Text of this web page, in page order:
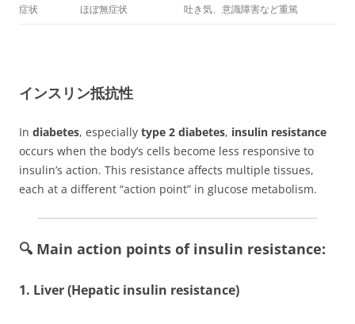
症状 ほぼ無症状 吐き気、意識障害など重篤
インスリン抵抗性
In diabetes, especially type 2 diabetes, insulin resistance
occurs when the body’s cells become less responsive to
insulin’s action. This resistance affects multiple tissues,
each at a different “action point” in glucose metabolism.
🔍 Main action points of insulin resistance:
1. Liver (Hepatic insulin resistance)